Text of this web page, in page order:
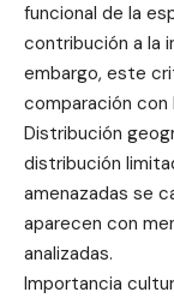
funcional de la
contribución a la
embargo, este
comparación
Distribución
distribución
amenazadas se
aparecen con
analizadas.
Importancia